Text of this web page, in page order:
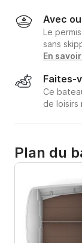
Avec
Le
sans
En
Faites-
Ce
de loisirs
Plan du